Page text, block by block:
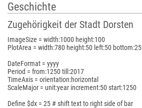
Geschichte
Zugehörigkeit der Stadt Dorsten
ImageSize = width:1000 height:100
PlotArea = width:780 height:50 left:50 bottom:25
DateFormat = yyyy
Period = from:1250 till:2017
TimeAxis = orientation:horizontal
ScaleMajor = unit:year increment:50 start:1250
Define $dx = 25 # shift text to right side of bar